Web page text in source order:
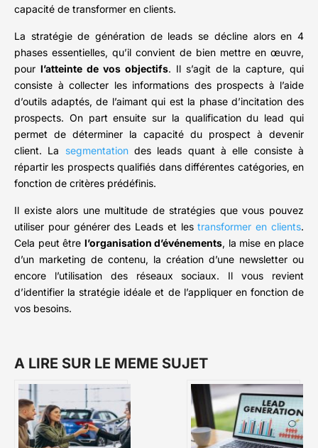
capacité de transformer en clients.
La stratégie de génération de leads se décline alors en 4
phases essentielles, qu’il convient de bien mettre en œuvre,
pour l’atteinte de vos objectifs. Il s’agit de la capture, qui
consiste à collecter les informations des prospects à l’aide
d’outils adaptés, de l’aimant qui est la phase d’incitation des
prospects. On part ensuite sur la qualification du lead qui
permet de déterminer la capacité du prospect à devenir
client. La segmentationdes leads quant à elle consiste à
répartir les prospects qualifiés dans différentes catégories, en
fonction de critères prédéfinis.
Il existe alors une multitude de stratégies que vous pouvez
utiliser pour générer des Leads et lestransformer en clients.
Cela peut être l’organisation d’événements, la mise en place
d’un marketing de contenu, la création d’une newsletter ou
encore l’utilisation des réseaux sociaux. Il vous revient
d’identifier la stratégie idéale et de l’appliquer en fonction de
vos besoins.
A LIRE SUR LE MEME SUJET